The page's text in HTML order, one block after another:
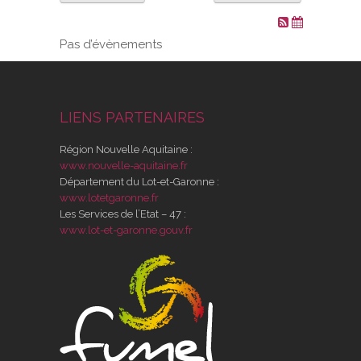
VOS DEMARCHES
SOCIAL
SPORTS ET LOISIRS
CULTURE ET PATRIMOINE
RENDEZ-VOUS EN LIGNE
Pas d’évènements
LIENS PARTENAIRES
Région Nouvelle Aquitaine :
www.nouvelle-aquitaine.fr
Département du Lot-et-Garonne :
www.lotetgaronne.fr
Les Services de l’Etat – 47 :
www.lot-et-garonne.gouv.fr